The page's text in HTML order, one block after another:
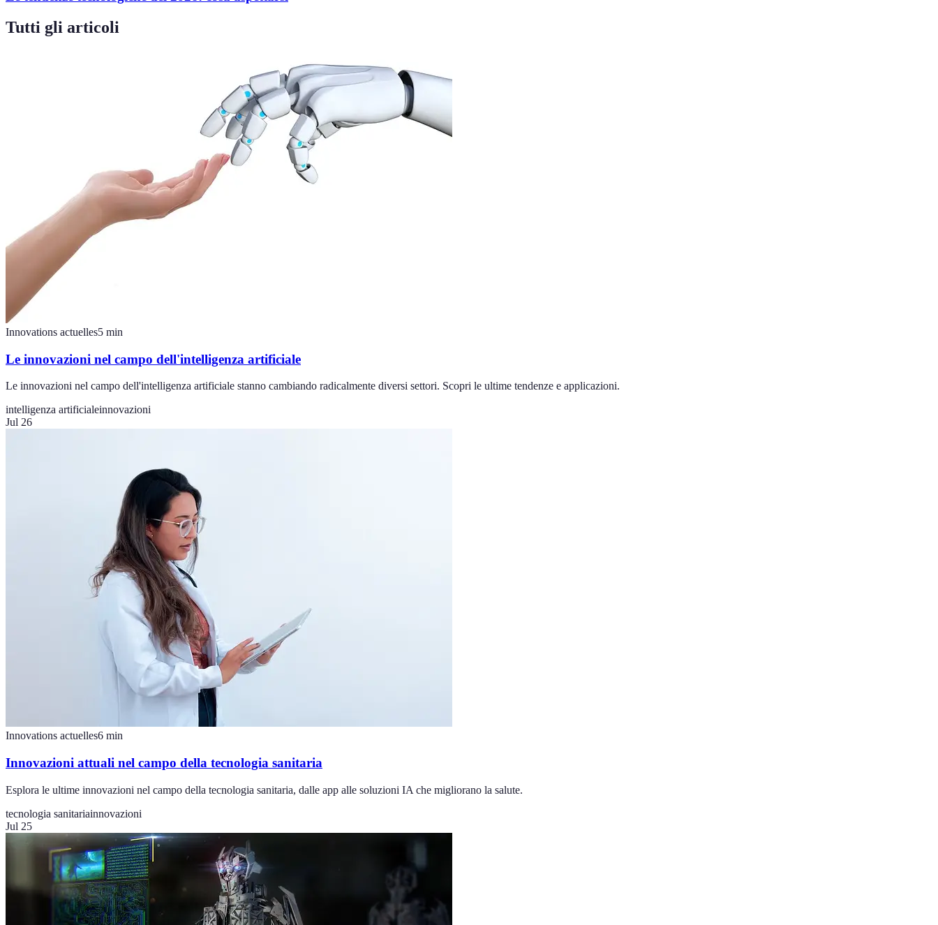
Tutti gli articoli
Innovations actuelles5 min
Le innovazioni nel campo dell'intelligenza artificiale
Le innovazioni nel campo dell'intelligenza artificiale stanno cambiando radicalmente diversi settori. Scopri le ultime tendenze e applicazioni.
intelligenza artificialeinnovazioni
Jul 26
Innovations actuelles6 min
Innovazioni attuali nel campo della tecnologia sanitaria
Esplora le ultime innovazioni nel campo della tecnologia sanitaria, dalle app alle soluzioni IA che migliorano la salute.
tecnologia sanitariainnovazioni
Jul 25